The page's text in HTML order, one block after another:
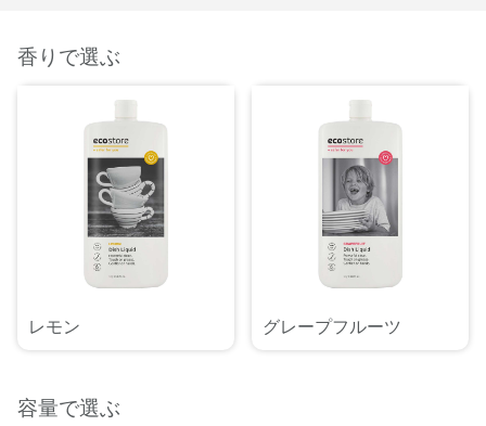
香りで選ぶ
レモン グレープフルーツ
容量で選ぶ